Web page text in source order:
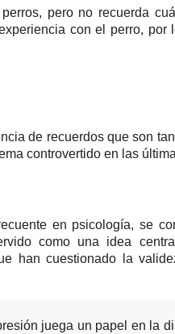
pero no recuerda
con el perro, por
de recuerdos que son
controvertido en las
en psicología, se
como una idea
han cuestionado la
juega un papel en la